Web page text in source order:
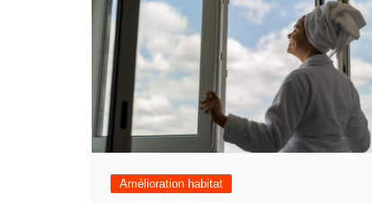
Amélioration habitat